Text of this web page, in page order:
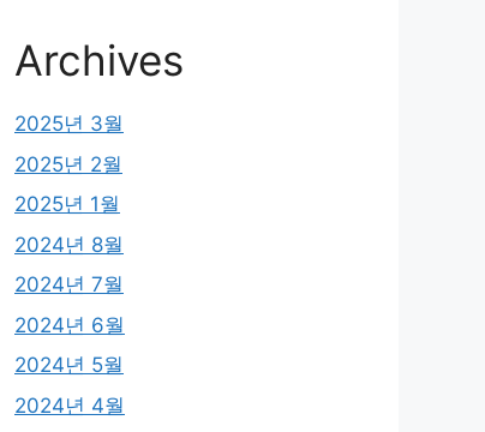
Archives
2025년 3월
2025년 2월
2025년 1월
2024년 8월
2024년 7월
2024년 6월
2024년 5월
2024년 4월